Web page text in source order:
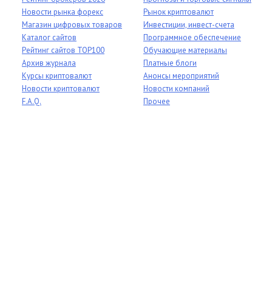
Новости рынка форекс
Магазин цифровых товаров
Каталог сайтов
Рейтинг сайтов TOP100
Архив журнала
Курсы криптовалют
Новости криптовалют
F.A.Q.
Рынок криптовалют
Инвестиции, инвест-счета
Программное обеспечение
Обучающие материалы
Платные блоги
Анонсы мероприятий
Новости компаний
Прочее